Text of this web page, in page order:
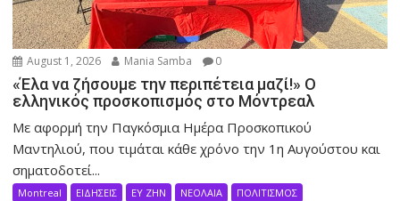
August 1, 2026 Mania Samba 0
«Έλα να ζήσουμε την περιπέτεια μαζί!» Ο
ελληνικός προσκοπισμός στο Μόντρεαλ
Με αφορμή την Παγκόσμια Ημέρα Προσκοπικού
Μαντηλιού, που τιμάται κάθε χρόνο την 1η Αυγούστου και
σηματοδοτεί...
Montreal ΕΙΔΗΣΕΙΣ ΕΥ ΖΗΝ ΝΕΟΛΑΙΑ ΠΟΛΙΤΙΣΜΟΣ